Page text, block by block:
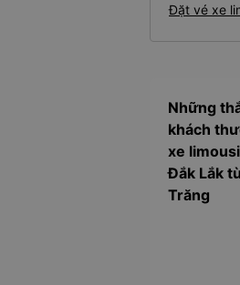
Đặt vé xe
Những
khách
xe
Đắk Lắk
Trăng